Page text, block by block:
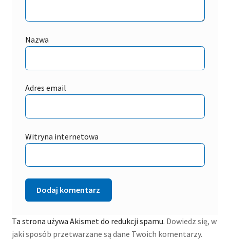
Nazwa
Adres email
Witryna internetowa
Ta strona używa Akismet do redukcji spamu. Dowiedz się, w
jaki sposób przetwarzane są dane Twoich komentarzy.